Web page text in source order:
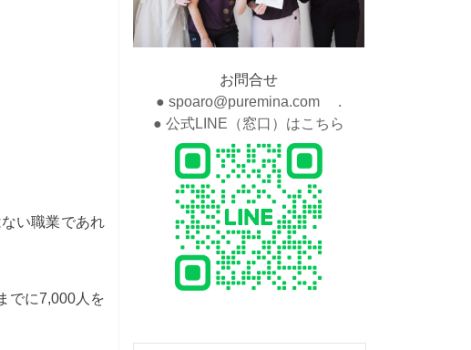
い職業であれ
でに7,000人を
お問合せ
● spoaro@puremina.com .
● 公式LINE（窓口）はこちら